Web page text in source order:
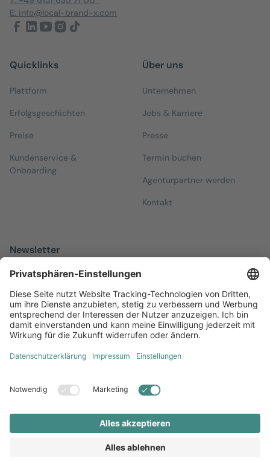
E: info@local-brand-x.com
Quicklinks
Plattform
Erfolgsgeschichten
Preise
Kundenservice &
Onboarding
Über uns
Unternehmen
Jobs & Karriere
Presse
Termin buchen
Agenturpartner werden
Kontakt
Newsletter
Melden Sie sich zu unserem kostenfreien Newsletter an, der Sie
über alles Wissenswerte rund um Local Marketing auf dem
Laufenden hält.
AGB Impressum